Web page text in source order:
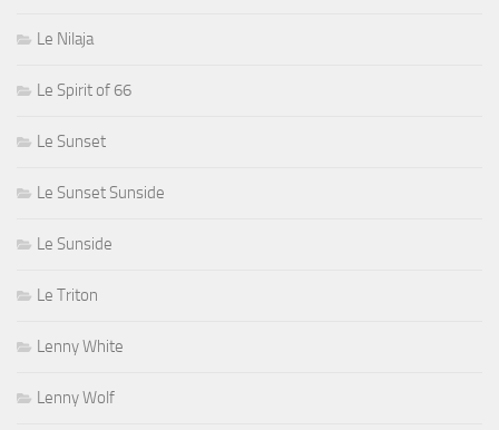
Le Nilaja
Le Spirit of 66
Le Sunset
Le Sunset Sunside
Le Sunside
Le Triton
Lenny White
Lenny Wolf